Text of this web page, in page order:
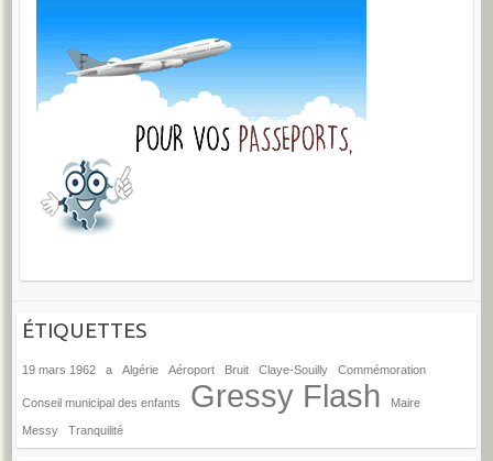
ÉTIQUETTES
19 mars 1962 a Algérie Aéroport Bruit Claye-Souilly Commémoration
Conseil municipal des enfants Gressy Flash Maire
Messy Tranquilité